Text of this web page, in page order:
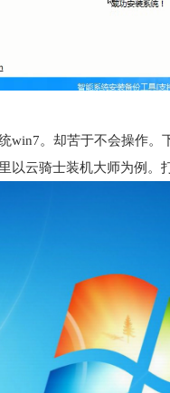
win7。却苦于不会操作
以云骑士装机大师为例